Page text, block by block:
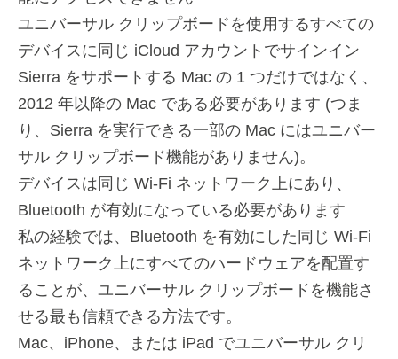
ユニバーサル クリップボードを使用するすべての
デバイスに同じ iCloud アカウントでサインイン
Sierra をサポートする Mac の 1 つだけではなく、
2012 年以降の Mac である必要があります (つま
り、Sierra を実行できる一部の Mac にはユニバー
サル クリップボード機能がありません)。
デバイスは同じ Wi-Fi ネットワーク上にあり、
Bluetooth が有効になっている必要があります
私の経験では、Bluetooth を有効にした同じ Wi-Fi
ネットワーク上にすべてのハードウェアを配置す
ることが、ユニバーサル クリップボードを機能さ
せる最も信頼できる方法です。
Mac、iPhone、または iPad でユニバーサル クリ